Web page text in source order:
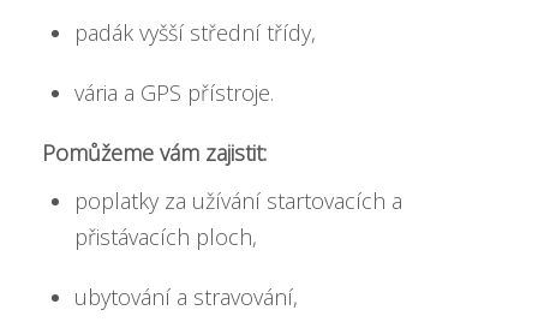
padák vyšší střední třídy,
vária a GPS přístroje.
Pomůžeme vám zajistit:
poplatky za užívání startovacích a
přistávacích ploch,
ubytování a stravování,